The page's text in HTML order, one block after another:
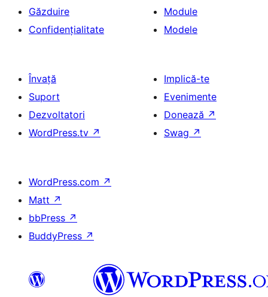
Găzduire
Confidențialitate
Module
Modele
Învață
Suport
Dezvoltatori
WordPress.tv ↗
Implică-te
Evenimente
Donează ↗
Swag ↗
WordPress.com ↗
Matt ↗
bbPress ↗
BuddyPress ↗